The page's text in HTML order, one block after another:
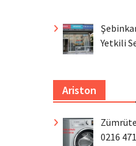
Yetkili
Ariston
0216